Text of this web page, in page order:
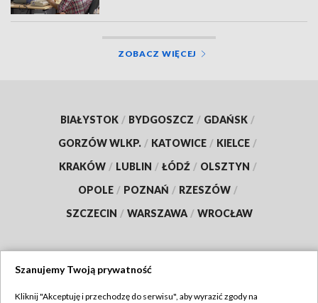
ZOBACZ WIĘCEJ
BIAŁYSTOK / BYDGOSZCZ / GDAŃSK /
GORZÓW WLKP. / KATOWICE / KIELCE /
KRAKÓW / LUBLIN / ŁÓDŹ / OLSZTYN /
OPOLE / POZNAŃ / RZESZÓW /
SZCZECIN / WARSZAWA / WROCŁAW
Szanujemy Twoją prywatność
Kliknij "Akceptuję i przechodzę do serwisu", aby wyrazić zgody na